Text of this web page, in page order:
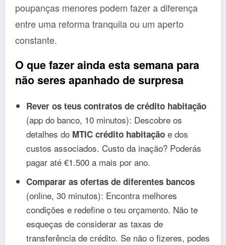
poupanças menores podem fazer a diferença
entre uma reforma tranquila ou um aperto
constante.
O que fazer ainda esta semana para
não seres apanhado de surpresa
Rever os teus contratos de crédito habitação
(app do banco, 10 minutos): Descobre os
detalhes do MTIC crédito habitação e dos
custos associados. Custo da inação? Poderás
pagar até €1.500 a mais por ano.
Comparar as ofertas de diferentes bancos
(online, 30 minutos): Encontra melhores
condições e redefine o teu orçamento. Não te
esqueças de considerar as taxas de
transferência de crédito. Se não o fizeres, podes